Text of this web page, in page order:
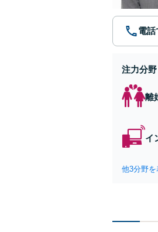
電話
注力分野
離
イ
他3分野を